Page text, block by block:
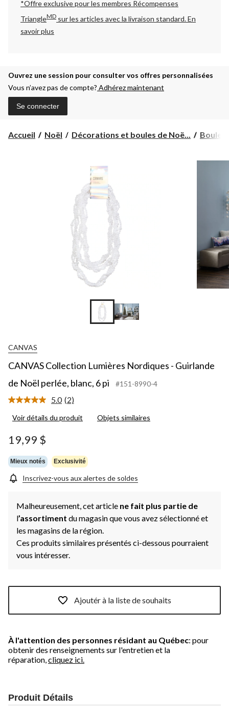
*Offre exclusive pour les membres Récompenses
TriangleMD sur les articles avec la livraison standard.En
savoir plus
Ouvrez une session pour consulter vos offres personnalisées
Vous n’avez pas de compte? Adhérez maintenant
Se connecter
Accueil Noël Décorations et boules de Noë... Boules
CANVAS
CANVAS Collection Lumières Nordiques - Guirlande
de Noël perlée, blanc, 6 pi
#151-8990-4
5.0 Lire
2
même
page.
(2)
Voir détails du produit Objets similaires
19,99 $
Mieux notés Exclusivité
Inscrivez-vous aux alertes de soldes
Malheureusement, cet article ne fait plus partie de
l’assortiment du magasin que vous avez sélectionné et
les magasins de la région.
Ces produits similaires présentés ci-dessous pourraient
vous intéresser.
Ajoutér à la liste de souhaits
À l'attention des personnes résidant au Québec: pour
obtenir des renseignements sur l'entretien et la
réparation, cliquez ici.
Produit Détails